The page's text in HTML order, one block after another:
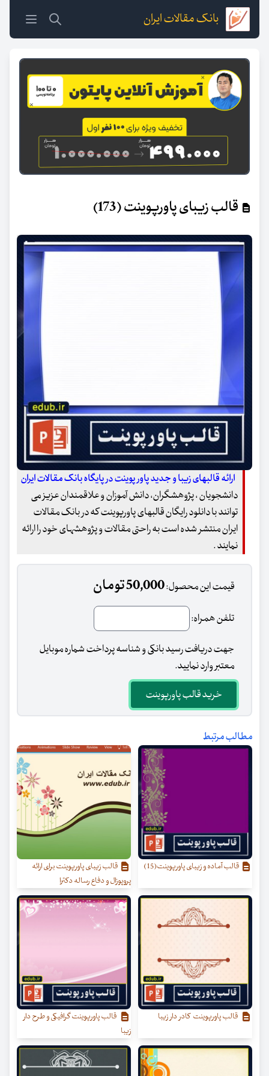
بانک مقالات ایران
قالب زیبای پاورپوینت (173)
ارائه قالبهای زیبا و جدید پاور پوینت در پایگاه بانک مقالات ایران
دانشجویان ، پژوهشگران، دانش آموزان و علاقمندان عزیز می
توانند با دانلود رایگان قالبهای پاورپوینت که در بانک مقالات
ایران منتشر شده است به راحتی مقالات و پژوهشهای خود را ارائه
نمایند .
قیمت این محصول:50,000 تومان
تلفن همراه:
جهت دریافت رسید بانکی و شناسه پرداخت شماره موبایل
معتبر وارد نمایید.
خرید قالب پاورپوینت
مطالب مرتبط
قالب آماده و زیبای پاورپوینت(15)
قالب زیبای پاورپوینت برای ارائه
پروپوزال و دفاع رساله دکترا
قالب پاورپوینت کادر دار زیبا
قالب پاورپوینت گرافیکی و طرح دار
زیبا